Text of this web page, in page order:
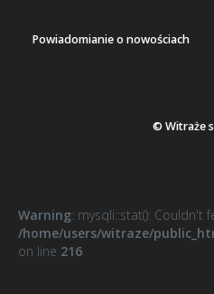
Powiadomianie o nowościach
© Witraże
Warning: mysqli::stat(): Couldn't
/home/users/witraze/
on line 216